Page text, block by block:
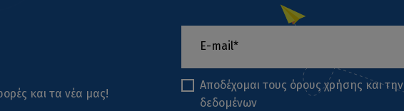
και τα νέα μας!
Αποδέχομαι τους όρους χρήσης και την
δεδομένων